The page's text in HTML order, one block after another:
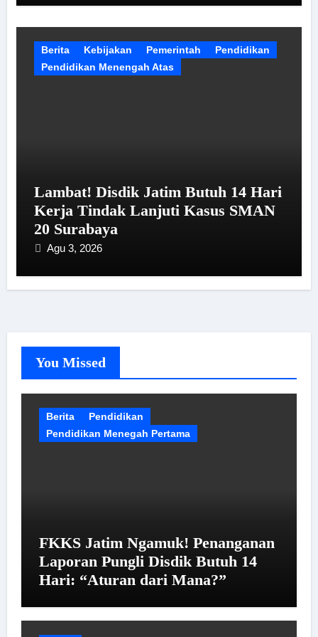
Berita Kebijakan Pemerintah
Pendidikan
Pendidikan Menengah Atas
Lambat! Disdik Jatim Butuh 14 Hari
Kerja Tindak Lanjuti Kasus SMAN
20 Surabaya
Agu 3, 2026
You Missed
Berita
Pendidikan
Pendidikan Menegah Pertama
FKKS Jatim Ngamuk! Penanganan
Laporan Pungli Disdik Butuh 14
Hari: “Aturan dari Mana?”